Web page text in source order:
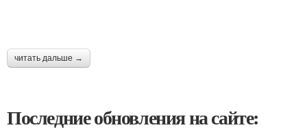
читать дальше →
Последние обновления на сайте: